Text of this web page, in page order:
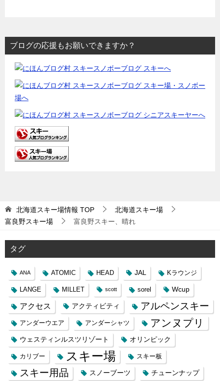
ブログの応援もお願いできますか？
北海道スキー場情報 TOP
北海道スキー場
富良野スキー場
富良野スキー、晴れ
タグ
ANA ATOMIC HEAD JAL Kラウンジ
LANGE MILLET scott sorel Wcup
アクセス アクティビティ アルペンスキー
アンダーウエア アンダーシャツ アンヌプリ
ウェスティンルスツリゾート オリンピック
カリブー スキー場 スキー板
スキー用品 スノーブーツ チューンナップ